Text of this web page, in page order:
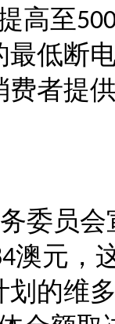
高至
低断
者提
委员
澳元，
的维